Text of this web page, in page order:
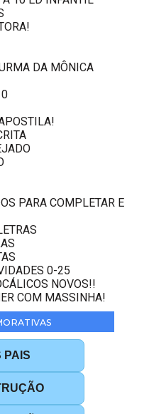
DA MÔNICA
PARA COMPLETAR E
0-25
NOVOS!!
COM MASSINHA!
PAIS